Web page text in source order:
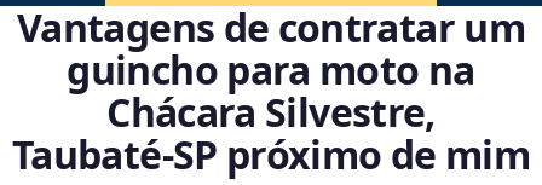
Vantagens de contratar um
guincho para moto na
Chácara Silvestre,
Taubaté‑SP próximo de mim